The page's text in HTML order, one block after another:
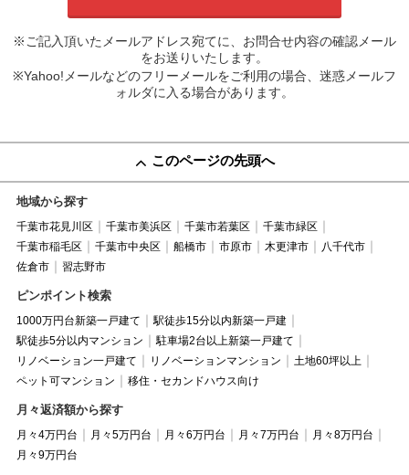
※ご記入頂いたメールアドレス宛てに、お問合せ内容の確認メール
をお送りいたします。
※Yahoo!メールなどのフリーメールをご利用の場合、迷惑メールフ
ォルダに入る場合があります。
このページの先頭へ
地域から探す
千葉市花見川区 千葉市美浜区 千葉市若葉区
千葉市緑区
千葉市稲毛区
千葉市中央区 船橋市 市原市 木更津市
八千代市
佐倉市
習志野市
ピンポイント検索
1000万円台新築一戸建て
駅徒歩15分以内新築一戸建
駅徒歩5分以内マンション
駐車場2台以上新築一戸建て
リノベーション一戸建て
リノベーションマンション
土地60坪以上
ペット可マンション
移住・セカンドハウス向け
月々返済額から探す
月々4万円台 月々5万円台 月々6万円台 月々7万円台
月々8万円台
月々9万円台